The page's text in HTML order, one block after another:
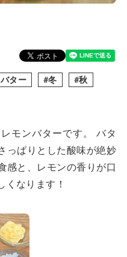
ター 冬
秋
モンバターです。 バタ
っぱりとした酸味が絶妙
感と、レモンの香りが口
くなります！